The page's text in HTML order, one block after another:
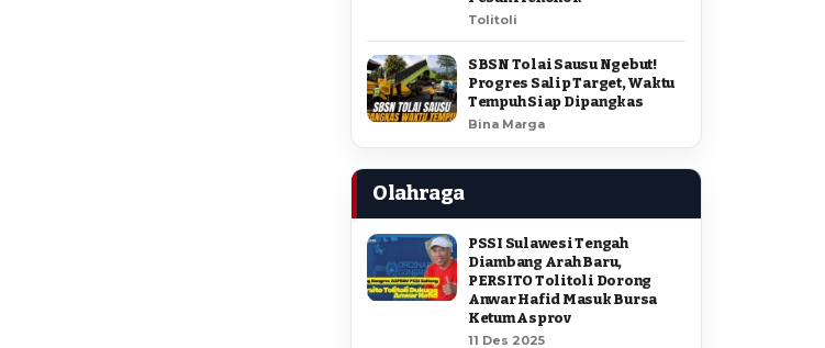
Tolitoli
SBSN Tolai Sausu Ngebut!
Progres Salip Target, Waktu
Tempuh Siap Dipangkas
Bina Marga
Olahraga
PSSI Sulawesi Tengah
Diambang Arah Baru,
PERSITO Tolitoli Dorong
Anwar Hafid Masuk Bursa
Ketum Asprov
11 Des 2025